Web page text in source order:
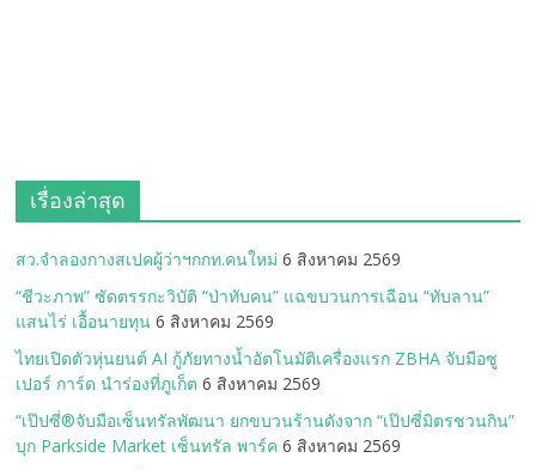
เรื่องล่าสุด
สว.จำลองกางสเปคผู้ว่าฯกกท.คนใหม่ 6 สิงหาคม 2569
“ชีวะภาพ” ซัดตรรกะวิบัติ “ป่าทับคน” แฉขบวนการเฉือน “ทับลาน”
แสนไร่ เอื้อนายทุน 6 สิงหาคม 2569
ไทยเปิดตัวหุ่นยนต์ AI กู้ภัยทางน้ำอัตโนมัติเครื่องแรก ZBHA จับมือซู
เปอร์ การ์ด นำร่องที่ภูเก็ต 6 สิงหาคม 2569
“เป๊ปซี่®จับมือเซ็นทรัลพัฒนา ยกขบวนร้านดังจาก “เป๊ปซี่มิตรชวนกิน”
บุก Parkside Market เซ็นทรัล พาร์ค 6 สิงหาคม 2569